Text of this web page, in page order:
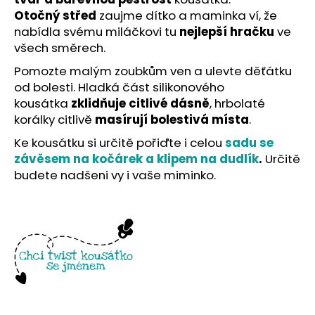
Otočný střed zaujme dítko a maminka ví, že
nabídla svému miláčkovi tu nejlepší hračku ve
všech směrech.
Pomozte malým zoubkům ven a ulevte děťátku
od bolesti. Hladká část silikonového
kousátka zklidňuje citlivé dásně, hrbolaté
korálky citlivě masírují bolestivá místa.
Ke kousátku si určitě pořiďte i celou sadu se
závěsem na kočárek a klipem na dudlík. Určitě
budete nadšeni vy i vaše miminko.
u
j
e
m
e